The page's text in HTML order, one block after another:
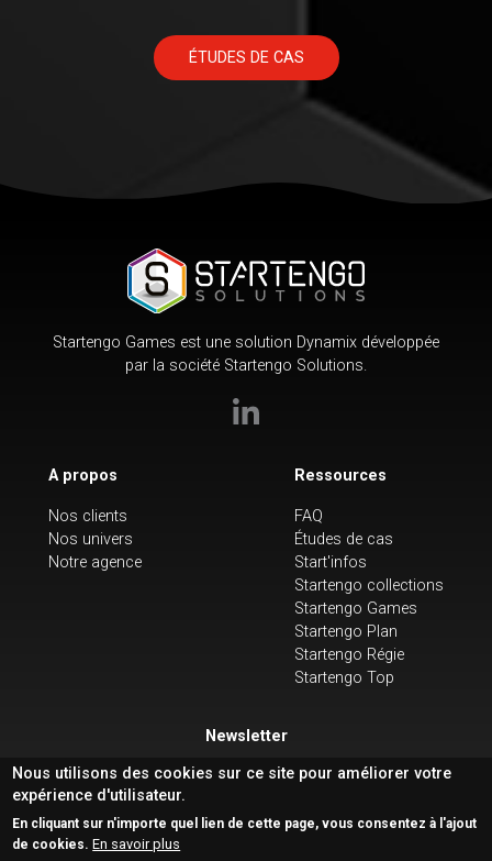
ÉTUDES DE CAS
Startengo Games est une solution Dynamix développée
par la société Startengo Solutions.
A propos
Nos clients
Nos univers
Notre agence
Ressources
FAQ
Études de cas
Start'infos
Startengo collections
Startengo Games
Startengo Plan
Startengo Régie
Startengo Top
Newsletter
Nous utilisons des cookies sur ce site pour améliorer votre
expérience d'utilisateur.
En cliquant sur n'importe quel lien de cette page, vous consentez à l'ajout
de cookies. En savoir plus